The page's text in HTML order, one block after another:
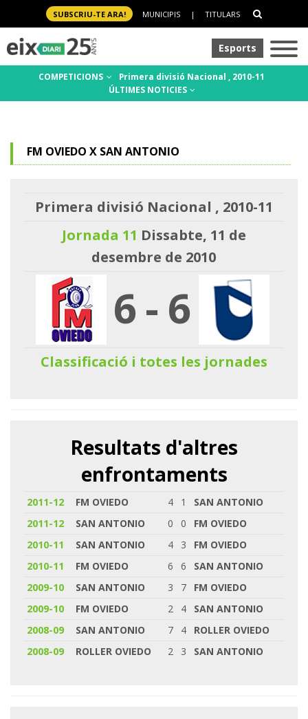
SUBSCRIU-TE ARA! MUNICIPIS | TITULARS
Esports
COMPETICIONS
Primera divisió Nacional , 2010-11
ÚLTIMES NOTICIES
FM OVIEDO X SAN ANTONIO
Primera divisió Nacional , 2010-11
Jornada 11 Dissabte, 11 de
desembre de 2010
6- 6
Classificació i totes les jornades
Resultats d'altres
enfrontaments
2011-12 FM OVIEDO 4 1
SAN ANTONIO
2011-12
SAN ANTONIO 0 0
FM OVIEDO
2010-11
SAN ANTONIO 4 3
FM OVIEDO
2010-11
FM OVIEDO 6 6
SAN ANTONIO
2009-10
SAN ANTONIO 3 7
FM OVIEDO
2009-10
FM OVIEDO 2 4
SAN ANTONIO
2008-09
SAN ANTONIO 7 4
ROLLER OVIEDO
2008-09
ROLLER OVIEDO 2 3 SAN ANTONIO